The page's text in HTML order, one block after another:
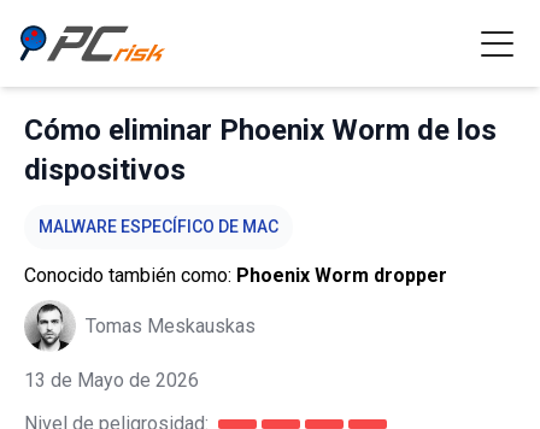
Cómo eliminar Phoenix Worm de los
dispositivos
MALWARE ESPECÍFICO DE MAC
Conocido también como: Phoenix Worm dropper
Tomas Meskauskas
13 de Mayo de 2026
Nivel de peligrosidad: